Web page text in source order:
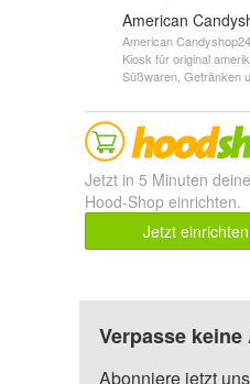
American
American
Kiosk für original
Süßwaren, Getränken
Jetzt in 5 Minuten
Hood-Shop einrichten.
Jetzt einrichten
Verpasse
Abonniere jetzt